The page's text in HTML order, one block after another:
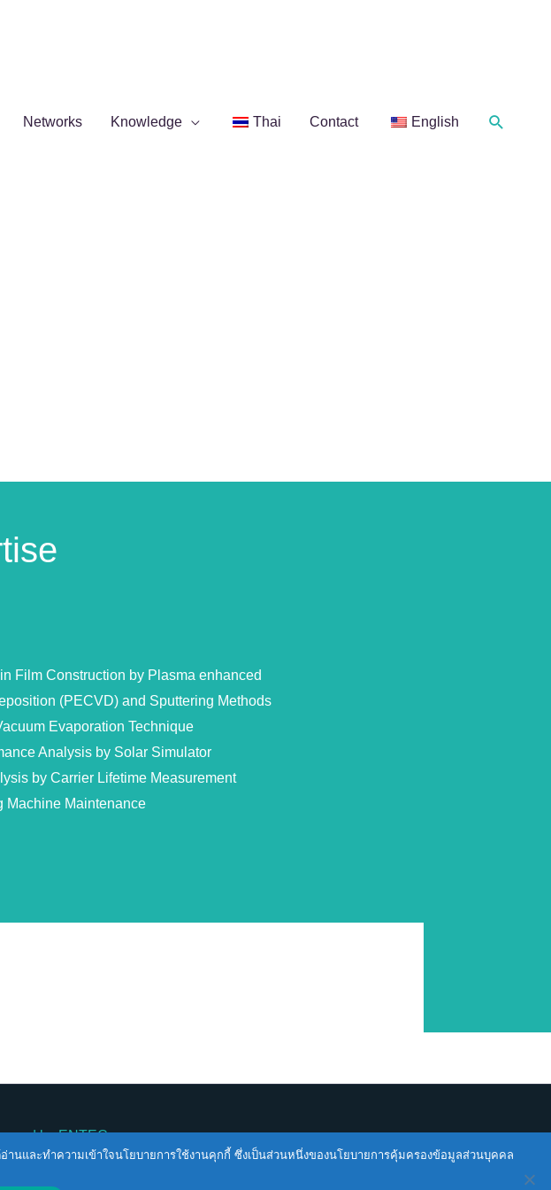
Networks Knowledge Thai Contact English Search
Film Construction by Plasma enhanced
(PECVD) and Sputtering Methods
Evaporation Technique
Analysis by Solar Simulator
by Carrier Lifetime Measurement
Machine Maintenance
byENTEC
Website Security Policy
านและทำความเข้าใจนโยบายการใช้งานคุกกี้ ซึ่งเป็นส่วนหนึ่งของนโยบายการคุ้มครองข้อมูลส่วนบุคคล